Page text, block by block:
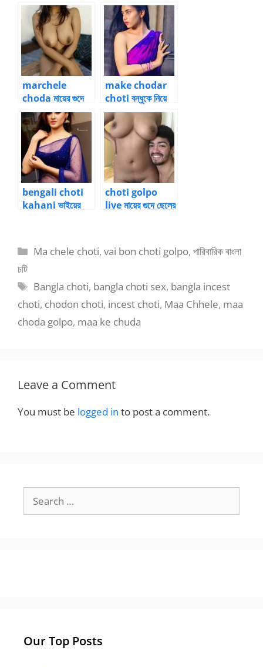
ছেলের বাড়া গল্প 5
সামনেই বউকে চোদার
চটিগল্প ১
marchele
choda মায়ের গুদে
ছেলের বাড়া 2
make chodar
choti বন্ধুকে নিয়ে
মাকে চোদার গল্প
bengali choti
kahani ভাইয়ের
choti golpo
live মায়ের গুদে ছেলের
Categories
Ma chele choti,vai bon choti golpo,পারিবারিক বাংলা
চটি
Tags
Bangla choti, bangla choti sex, bangla incest
choti, chodon choti, incest choti, Maa Chhele, maa
choda golpo, maa ke chuda
Leave a Comment
You must be logged in to post a comment.
for:
Our Top Posts